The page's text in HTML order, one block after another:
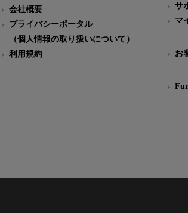
会社概要
プライバシーポータル
（個人情報の取り扱いについて）
利用規約
サ
マ
お